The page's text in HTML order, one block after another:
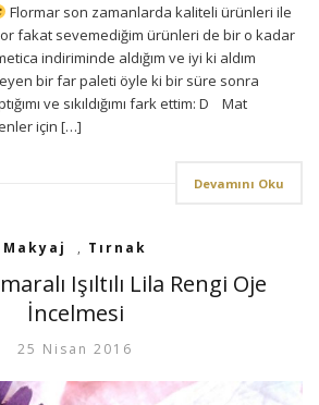
Flormar son zamanlarda kaliteli ürünleri ile
fakat sevemediğim ürünleri de bir o kadar
indiriminde aldığım ve iyi ki aldım
bir far paleti öyle ki bir süre sonra
ve sıkıldığımı fark ettim: D Mat
için […]
Devamını Oku
Makyaj , Tırnak
Işıltılı Lila Rengi Oje
İncelmesi
25 Nisan 2016